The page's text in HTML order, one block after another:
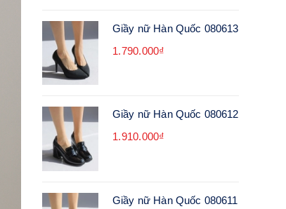
Giầy nữ Hàn Quốc 080613
1.790.000₫
Giầy nữ Hàn Quốc 080612
1.910.000₫
Giầy nữ Hàn Quốc 080611